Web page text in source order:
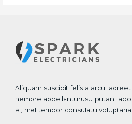
Aliquam suscipit felis a arcu
nemore appellanturusu putant
ei, mel tempor consulatu voluptaria.